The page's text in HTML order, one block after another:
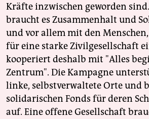
Kräfte inzwischen geworden
braucht es Zusammenhalt und
und vor allem mit den
für eine starke Zivilgesellschaft
kooperiert deshalb mit "Alles
Zentrum". Die Kampagne
linke, selbstverwaltete Orte und
solidarischen Fonds für deren
auf. Eine offene Gesellschaft